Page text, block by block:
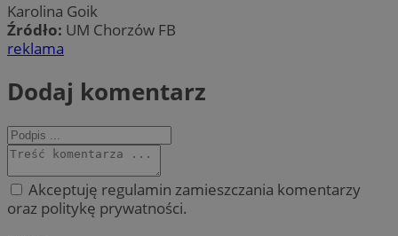
Karolina Goik
Źródło: UM Chorzów FB
reklama
Dodaj komentarz
Akceptuję regulamin zamieszczania komentarzy
oraz politykę prywatności.